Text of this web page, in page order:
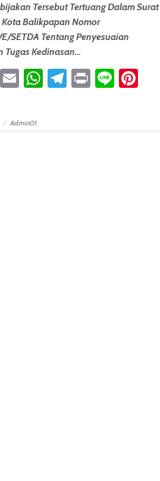
Tersebut Tertuang Dalam Surat
Kota Balikpapan Nomor
SETDA Tentang Penyesuaian
Tugas Kedinasan…
Twitter
EmailWhatsApp
Telegram
Print
Line
Admin01